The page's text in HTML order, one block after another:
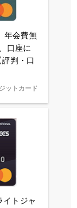
年会費無
口座に
判・口
ットカード
イトジャ